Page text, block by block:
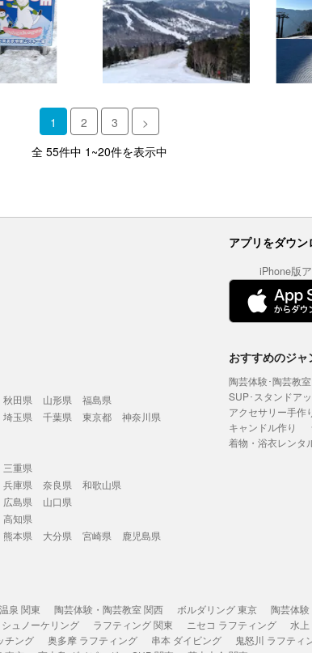
1 2 3
>
全 55件中 1~20件を表示中
アプリをダウン
iPhone版
秋田県 山形県
福島県
埼玉県 千葉県 東京都
神奈川県
三重県
兵庫県 奈良県
和歌山県
広島県
山口県
高知県
熊本県 大分県 宮崎県
鹿児島県
おすすめのジ
陶芸体験･陶芸教室
SUP･スタンドア
アクセサリー手作
キャンドル作り
着物・浴衣レンタ
泉 関東 陶芸体験・陶芸教室 関西 ボルダリング 東京 陶芸体
ュノーケリング ラフティング 関東 ニセコ ラフティング 水上
チング 奥多摩 ラフティング 串本 ダイビング 鬼怒川 ラフティ